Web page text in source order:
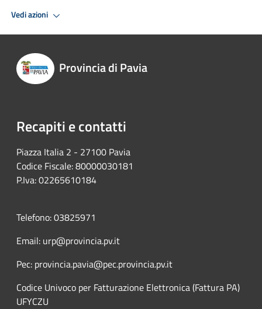
Vedi azioni
Provincia di Pavia
Recapiti e contatti
Piazza Italia 2 - 27100 Pavia
Codice Fiscale: 80000030181
P.Iva: 02265610184
Telefono: 03825971
Email: urp@provincia.pv.it
Pec: provincia.pavia@pec.provincia.pv.it
Codice Univoco per Fatturazione Elettronica (Fattura PA)
UFYCZU